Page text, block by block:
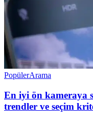
PopülerArama
En iyi ön kameraya
trendler ve seçim